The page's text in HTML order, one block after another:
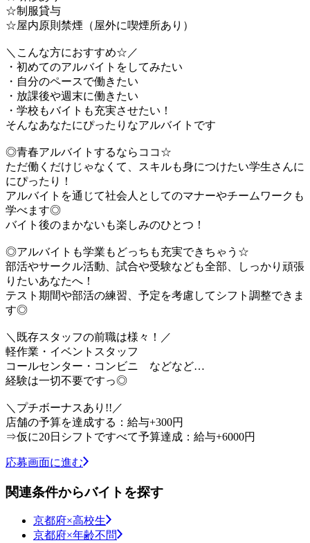
☆制服貸与
☆屋内原則禁煙（屋外に喫煙所あり）
＼こんな方におすすめ☆／
・初めてのアルバイトをしてみたい
・自分のペースで働きたい
・放課後や週末に働きたい
・学校もバイトも充実させたい！
そんなあなたにぴったりなアルバイトです
◎青春アルバイトするならココ☆
ただ働くだけじゃなくて、スキルも身につけたい学生さんに
にぴったり！
アルバイトを通じて社会人としてのマナーやチームワークも
学べます◎
バイト後のまかないも楽しみのひとつ！
◎アルバイトも学業もどっちも充実できちゃう☆
部活やサークル活動、試合や受験なども全部、しっかり頑張
りたいあなたへ！
テスト期間や部活の練習、予定を考慮してシフト調整できま
す◎
＼既存スタッフの前職は様々！／
軽作業・イベントスタッフ
コールセンター・コンビニ などなど…
経験は一切不要ですっ◎
＼プチボーナスあり!!／
店舗の予算を達成する：給与+300円
⇒仮に20日シフトですべて予算達成：給与+6000円
応募画面に進む
関連条件からバイトを探す
京都府×高校生
京都府×年齢不問